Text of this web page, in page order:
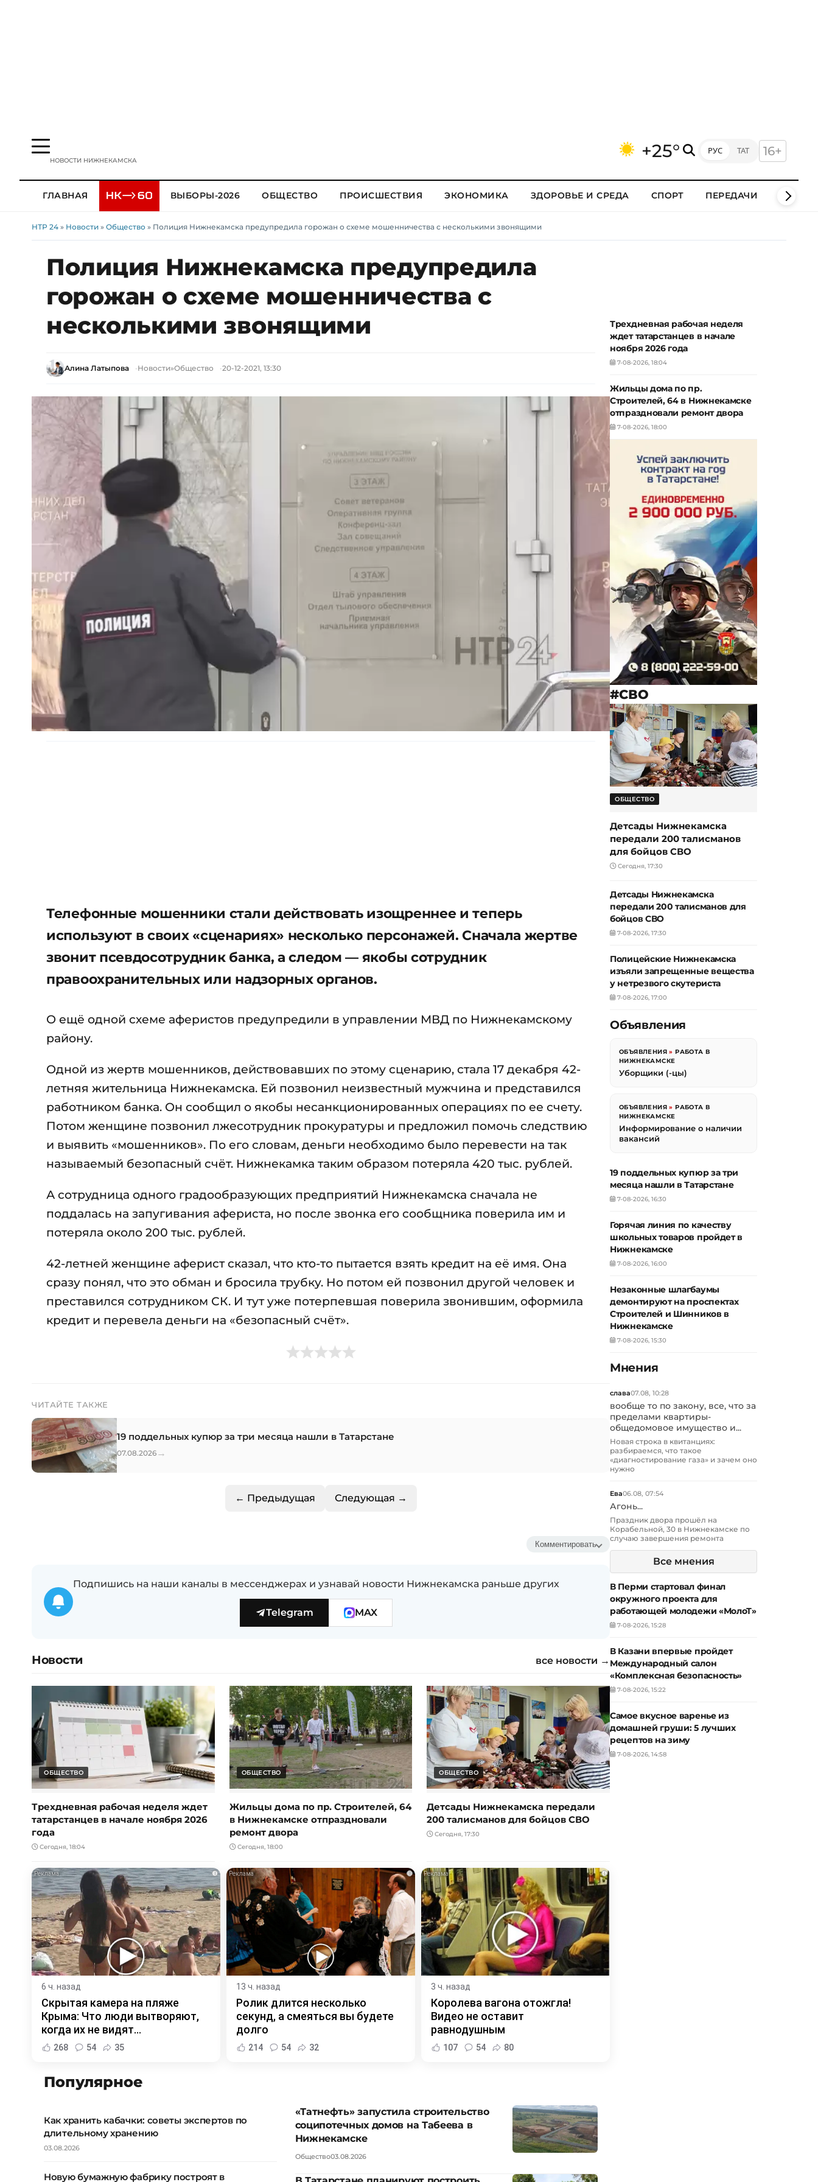
НОВОСТИ НИЖНЕКАМСКА +25° РУС ТАТ 16+
ГЛАВНАЯ ВЫБОРЫ-2026 ОБЩЕСТВО ПРОИСШЕСТВИЯ ЭКОНОМИКА ЗДОРОВЬЕ И СРЕДА СПОРТ ПЕРЕДАЧИ КЛИПЫ
НТР 24 » Новости » Общество » Полиция Нижнекамска предупредила горожан о схеме мошенничества с несколькими звонящими
Полиция Нижнекамска предупредила
горожан о схеме мошенничества с
несколькими звонящими
Алина Латыпова Новости»Общество 20-12-2021, 13:30
Телефонные мошенники стали действовать изощреннее и теперь
используют в своих «сценариях» несколько персонажей. Сначала жертве
звонит псевдосотрудник банка, а следом — якобы сотрудник
правоохранительных или надзорных органов.
О ещё одной схеме аферистов предупредили в управлении МВД по Нижнекамскому
району.
Одной из жертв мошенников, действовавших по этому сценарию, стала 17 декабря 42-
летняя жительница Нижнекамска. Ей позвонил неизвестный мужчина и представился
работником банка. Он сообщил о якобы несанкционированных операциях по ее счету.
Потом женщине позвонил лжесотрудник прокуратуры и предложил помочь следствию
и выявить «мошенников». По его словам, деньги необходимо было перевести на так
называемый безопасный счёт. Нижнекамка таким образом потеряла 420 тыс. рублей.
А сотрудница одного градообразующих предприятий Нижнекамска сначала не
поддалась на запугивания афериста, но после звонка его сообщника поверила им и
потеряла около 200 тыс. рублей.
42-летней женщине аферист сказал, что кто-то пытается взять кредит на её имя. Она
сразу понял, что это обман и бросила трубку. Но потом ей позвонил другой человек и
преставился сотрудником СК. И тут уже потерпевшая поверила звонившим, оформила
кредит и перевела деньги на «безопасный счёт».
ЧИТАЙТЕ ТАКЖЕ
19 поддельных купюр за три месяца нашли в Татарстане
07.08.2026 →
← Предыдущая Следующая →
Комментировать
Подпишись на наши каналы в мессенджерах и узнавай новости Нижнекамска раньше других
Telegram MAX
Новости все новости →
ОБЩЕСТВО
Трехдневная рабочая неделя ждет
татарстанцев в начале ноября 2026
года
Сегодня, 18:04
ОБЩЕСТВО
Жильцы дома по пр. Строителей, 64
в Нижнекамске отпраздновали
ремонт двора
Сегодня, 18:00
ОБЩЕСТВО
Детсады Нижнекамска передали
200 талисманов для бойцов СВО
Сегодня, 17:30
i
6 ч. назад
Скрытая камера на пляже
Крыма: Что люди вытворяют,
когда их не видят...
268 54 35
i
13 ч. назад
Ролик длится несколько
секунд, а смеяться вы будете
долго
214 54 32
i
3 ч. назад
Королева вагона отожгла!
Видео не оставит
равнодушным
107 54 80
Популярное
Как хранить кабачки: советы экспертов по
длительному хранению
03.08.2026
Новую бумажную фабрику построят в
«Татнефть» запустила строительство
соципотечных домов на Табеева в
Нижнекамске
Общество03.08.2026
Трехдневная рабочая неделя
ждет татарстанцев в начале
ноября 2026 года
7-08-2026, 18:04
Жильцы дома по пр.
Строителей, 64 в Нижнекамске
отпраздновали ремонт двора
7-08-2026, 18:00
#СВО
ОБЩЕСТВО
Детсады Нижнекамска
передали 200 талисманов
для бойцов СВО
Сегодня, 17:30
Детсады Нижнекамска
передали 200 талисманов для
бойцов СВО
7-08-2026, 17:30
Полицейские Нижнекамска
изъяли запрещенные вещества
у нетрезвого скутериста
7-08-2026, 17:00
Объявления
ОБЪЯВЛЕНИЯ »РАБОТА В
НИЖНЕКАМСКЕ
Уборщики (-цы)
ОБЪЯВЛЕНИЯ »РАБОТА В
НИЖНЕКАМСКЕ
Информирование о наличии
вакансий
19 поддельных купюр за три
месяца нашли в Татарстане
7-08-2026, 16:30
Горячая линия по качеству
школьных товаров пройдет в
Нижнекамске
7-08-2026, 16:00
Незаконные шлагбаумы
демонтируют на проспектах
Строителей и Шинников в
Нижнекамске
7-08-2026, 15:30
Мнения
слава07.08, 10:28
вообще то по закону, все, что за
пределами квартиры-
общедомовое имущество и...
Новая строка в квитанциях:
разбираемся, что такое
«диагностирование газа» и зачем оно
нужно
Ева06.08, 07:54
Агонь...
Праздник двора прошёл на
Корабельной, 30 в Нижнекамске по
случаю завершения ремонта
Все мнения
В Перми стартовал финал
окружного проекта для
работающей молодежи «МолоТ»
7-08-2026, 15:28
В Казани впервые пройдет
Международный салон
«Комплексная безопасность»
7-08-2026, 15:22
Самое вкусное варенье из
домашней груши: 5 лучших
рецептов на зиму
7-08-2026, 14:58